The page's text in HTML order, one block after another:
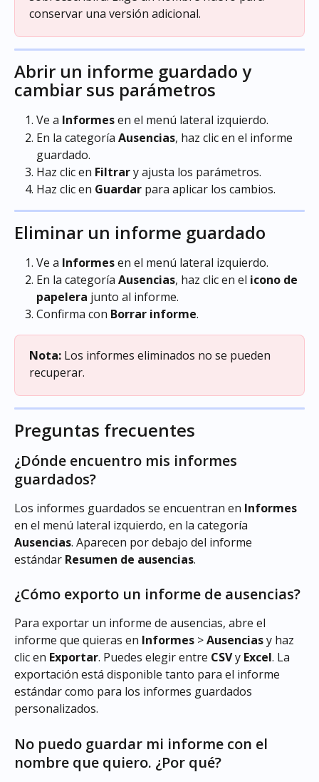
conservar una versión adicional.
Abrir un informe guardado y
cambiar sus parámetros
Ve a Informes en el menú lateral izquierdo.
En la categoría Ausencias, haz clic en el informe
guardado.
Haz clic en Filtrar y ajusta los parámetros.
Haz clic en Guardar para aplicar los cambios.
Eliminar un informe guardado
Ve a Informes en el menú lateral izquierdo.
En la categoría Ausencias, haz clic en el icono de
papelera junto al informe.
Confirma con Borrar informe.
Nota: Los informes eliminados no se pueden
recuperar.
Preguntas frecuentes
¿Dónde encuentro mis informes
guardados?
Los informes guardados se encuentran en Informes
en el menú lateral izquierdo, en la categoría
Ausencias. Aparecen por debajo del informe
estándar Resumen de ausencias.
¿Cómo exporto un informe de ausencias?
Para exportar un informe de ausencias, abre el
informe que quieras en Informes > Ausencias y haz
clic en Exportar. Puedes elegir entre CSV y Excel. La
exportación está disponible tanto para el informe
estándar como para los informes guardados
personalizados.
No puedo guardar mi informe con el
nombre que quiero. ¿Por qué?